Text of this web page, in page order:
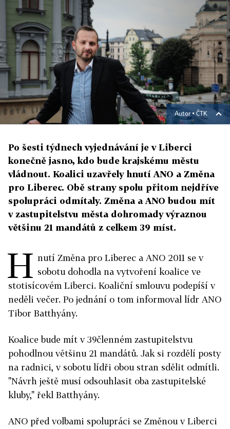
Autor ▪ ČTK
Po šesti týdnech vyjednávání je v Liberci
konečně jasno, kdo bude krajskému městu
vládnout. Koalici uzavřely hnutí ANO a Změna
pro Liberec. Obě strany spolu přitom nejdříve
spolupráci odmítaly. Změna a ANO budou mít
v zastupitelstvu města dohromady výraznou
většinu 21 mandátů z celkem 39 míst.
H nutí Změna pro Liberec a ANO 2011 se v
sobotu dohodla na vytvoření koalice ve
stotisícovém Liberci. Koaliční smlouvu podepíší v
neděli večer. Po jednání o tom informoval lídr ANO
Tibor Batthyány.
Koalice bude mít v 39členném zastupitelstvu
pohodlnou většinu 21 mandátů. Jak si rozdělí posty
na radnici, v sobotu lídři obou stran sdělit odmítli.
"Návrh ještě musí odsouhlasit oba zastupitelské
kluby," řekl Batthyány.
ANO před volbami spolupráci se Změnou v Liberci